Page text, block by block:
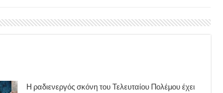
Η ραδιενεργός σκόνη του Τελευταίου Πολέμου έχει